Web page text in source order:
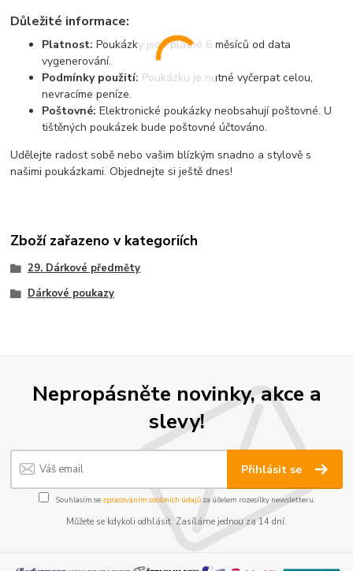
Důležité informace:
Platnost: Poukázky jsou platné 6 měsíců od data
vygenerování.
Podmínky použití: Poukázku je nutné vyčerpat celou,
nevracíme peníze.
Poštovné: Elektronické poukázky neobsahují poštovné. U
tištěných poukázek bude poštovné účtováno.
Udělejte radost sobě nebo vašim blízkým snadno a stylově s
našimi poukázkami. Objednejte si ještě dnes!
Zboží zařazeno v kategoriích
29. Dárkové předměty
Dárkové poukazy
Nepropásněte novinky, akce a
slevy!
Přihlásit se
Souhlasím se zpracováním osobních údajůza účelem rozesílky newsletteru.
Můžete se kdykoli odhlásit. Zasíláme jednou za 14 dní.